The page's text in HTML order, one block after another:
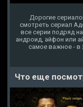
Дорогие
смотреть сериал
все серии подряд
андроид, айфон или
самое важное - в
Что еще